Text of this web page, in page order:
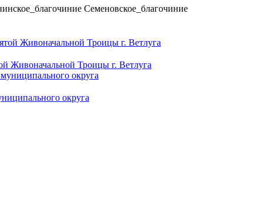
Семеновское_благочиние
Живоначальной Троицы г. Ветлуга
округа